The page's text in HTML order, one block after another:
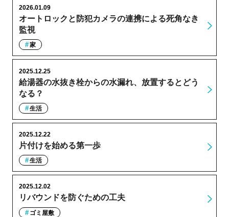
オートロックと防犯カメラの連携による死角なき
監視
2026.01.09
家
給湯器の水抜き栓からの水漏れ、放置するとどう
なる？
2025.12.25
生活
片付けを始める第一歩
2025.12.22
生活
リバウンドを防ぐための工夫
2025.12.02
ゴミ屋敷